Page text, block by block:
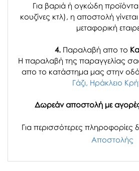
Για βαριά ή ογκώδη
κουζίνες κτλ), η αποστολή
μεταφορική
4. Παραλαβή απο το
H παραλαβή της παραγγελίας
απο το κατάστημα μας στην οδό
Γάζι, Ηράκλειο
Δωρεάν αποστολή με
Για περισσότερες πληροφορίες
Αποστολής